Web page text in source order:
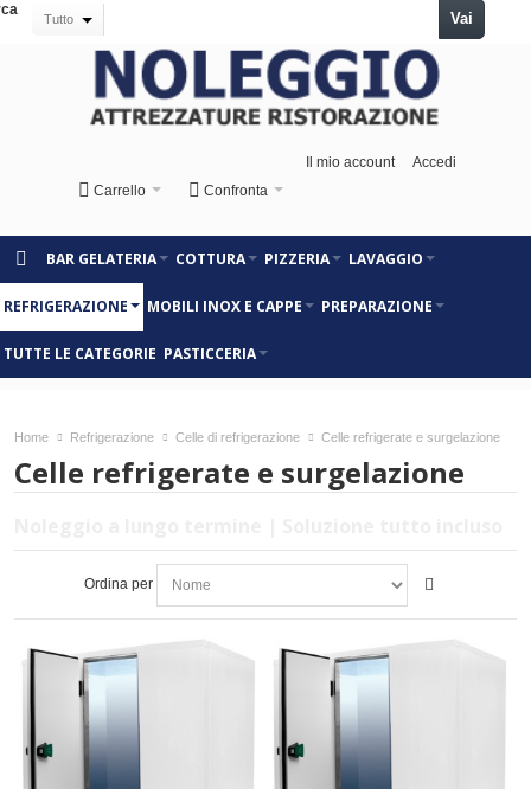
Tutto Vai
Carrello Confronta
Il mio account Accedi
BAR GELATERIA COTTURA PIZZERIA LAVAGGIO
REFRIGERAZIONE MOBILI INOX E CAPPE PREPARAZIONE
TUTTE LE CATEGORIE PASTICCERIA
Home Refrigerazione Celle di refrigerazione Celle refrigerate e surgelazione
Celle refrigerate e surgelazione
Ordina per